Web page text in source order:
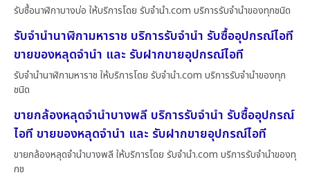
รับซื้อนาฬิกาบางบ่อ ให้บริการโดย รับจํานํา.com บริการรับจำนำของทุกชนิด
รับจำนำนาฬิกามหาราช บริการรับจำนำ รับซื้ออุปกรณ์ไอที
ขายของหลุดจำนำ และ รับฝากขายอุปกรณ์ไอที
รับจำนำนาฬิกามหาราช ให้บริการโดย รับจํานํา.com บริการรับจำนำของทุก
ชนิด
ขายกล้องหลุดจำนำบางพลี บริการรับจำนำ รับซื้ออุปกรณ์
ไอที ขายของหลุดจำนำ และ รับฝากขายอุปกรณ์ไอที
ขายกล้องหลุดจำนำบางพลี ให้บริการโดย รับจํานํา.com บริการรับจำนำของทุ
กช